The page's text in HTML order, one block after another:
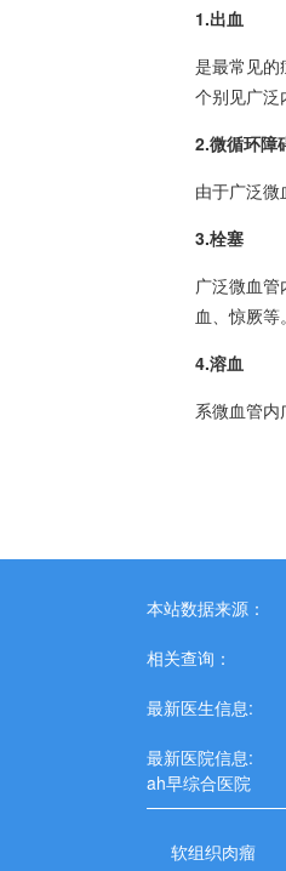
1.出血
是最常见的
个别见广泛
2.微循环障
由于广泛微
3.栓塞
广泛微血
血、惊厥等。
4.溶血
系微血管
本站数据来源：
相关查询：
最新医生信息:
最新医院信息:
ah早综合医院
软组织肉瘤